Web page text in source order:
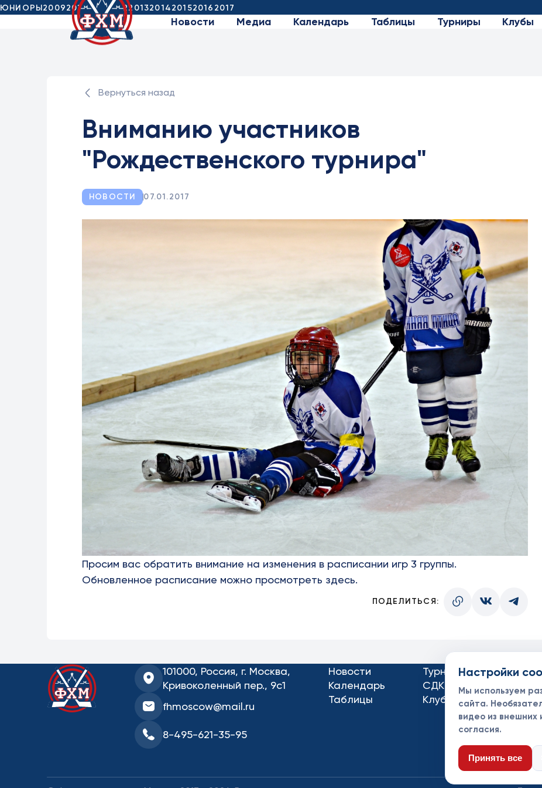
ЮНИОРЫ20092010201120122013201420152016 2017
Новости Медиа Календарь Таблицы Турниры Клубы
Вернуться назад
Вниманию участников
"Рождественского турнира"
НОВОСТИ 07.01.2017
Просим вас обратить внимание на изменения в расписании игр 3 группы.
Обновленное расписание можно просмотреть здесь.
ПОДЕЛИТЬСЯ:
101000, Россия, г. Москва,
Кривоколенный пер., 9с1
fhmoscow@mail.ru
8-495-621-35-95
Новости
Календарь
Таблицы
Турниры
СДК
Клубы
Настройки
Мы используем
сайта.
видео из внешних
согласия.
Принять все